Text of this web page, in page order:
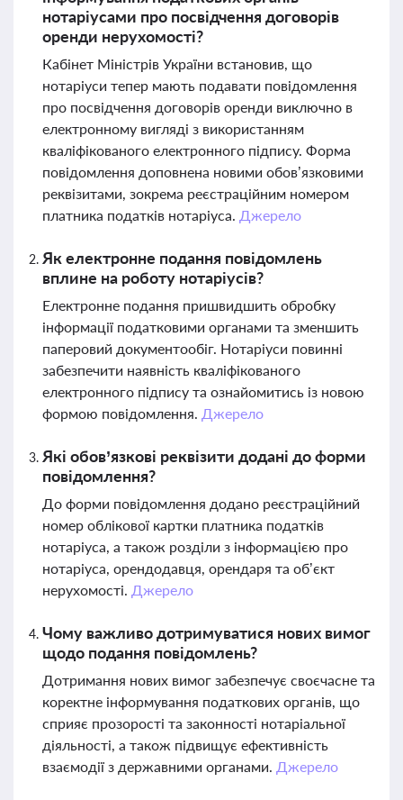
нотаріусами про посвідчення договорів
оренди нерухомості?
Кабінет Міністрів України встановив, що
нотаріуси тепер мають подавати повідомлення
про посвідчення договорів оренди виключно в
електронному вигляді з використанням
кваліфікованого електронного підпису. Форма
повідомлення доповнена новими обов’язковими
реквізитами, зокрема реєстраційним номером
платника податків нотаріуса. Джерело
Як електронне подання повідомлень
вплине на роботу нотаріусів?
Електронне подання пришвидшить обробку
інформації податковими органами та зменшить
паперовий документообіг. Нотаріуси повинні
забезпечити наявність кваліфікованого
електронного підпису та ознайомитись із новою
формою повідомлення. Джерело
Які обов’язкові реквізити додані до форми
повідомлення?
До форми повідомлення додано реєстраційний
номер облікової картки платника податків
нотаріуса, а також розділи з інформацією про
нотаріуса, орендодавця, орендаря та об’єкт
нерухомості. Джерело
Чому важливо дотримуватися нових вимог
щодо подання повідомлень?
Дотримання нових вимог забезпечує своєчасне та
коректне інформування податкових органів, що
сприяє прозорості та законності нотаріальної
діяльності, а також підвищує ефективність
взаємодії з державними органами. Джерело